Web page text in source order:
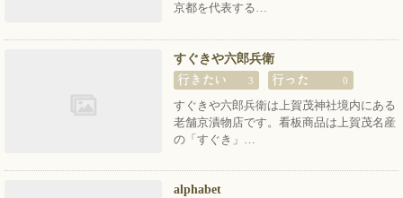
京都を代表する…
すぐきや六郎兵衛
3 0
すぐきや六郎兵衛は上賀茂神社境内にある
老舗京漬物店です。看板商品は上賀茂名産
の「すぐき」…
alphabet